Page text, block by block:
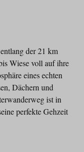
der 21 km
Wiese voll auf ihre
eines echten
Dächern und
ist in
perfekte Gehzeit